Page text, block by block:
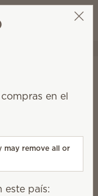
Lista de
Ver el carrito
beneficios
o aromatiza
Relevancia
10%
parte de un paquete.
en el
may remove all or
este país: